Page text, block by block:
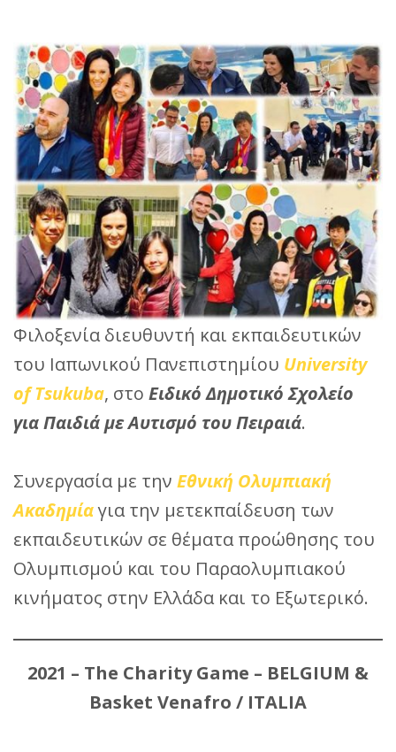
Φιλοξενία διευθυντή και εκπαιδευτικών
του Ιαπωνικού Πανεπιστημίου University
of Tsukuba, στο Ειδικό Δημοτικό Σχολείο
για Παιδιά με Αυτισμό του Πειραιά.
Συνεργασία με την Εθνική Ολυμπιακή
Ακαδημίαγια την μετεκπαίδευση των
εκπαιδευτικών σε θέματα προώθησης του
Ολυμπισμού και του Παραολυμπιακού
κινήματος στην Ελλάδα και το Εξωτερικό.
2021 – The Charity Game – BELGIUM &
Basket Venafro / ITALIA